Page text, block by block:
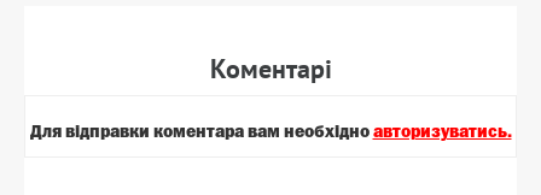
Коментарi
Для вiдправки коментара вам необхiдно авторизуватись.